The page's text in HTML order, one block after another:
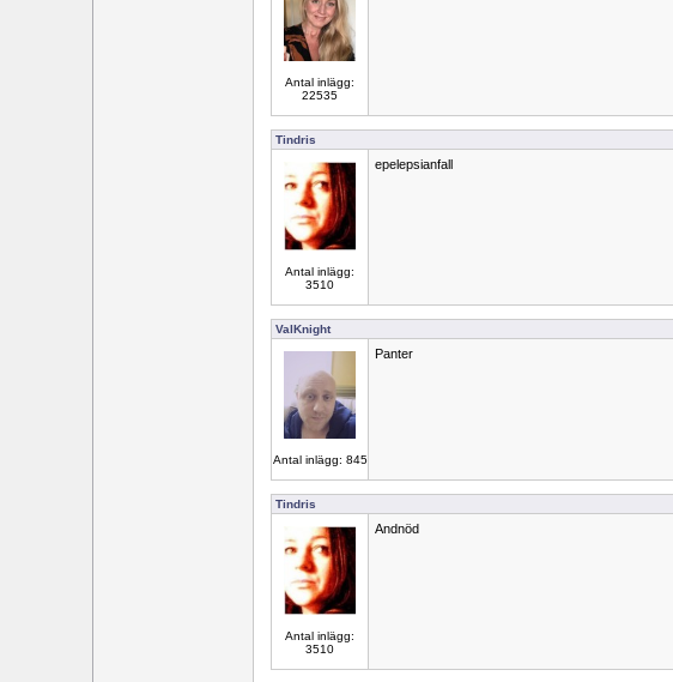
Antal inlägg:
22535
Tindris
Antal inlägg:
3510
epelepsianfall
ValKnight
Antal inlägg: 845
Panter
Tindris
Antal inlägg:
3510
Andnöd